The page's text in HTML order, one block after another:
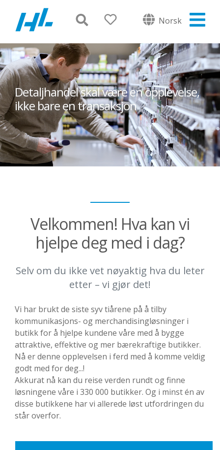
Norsk
Detaljhandel skal være en opplevelse,
ikke bare en transaksjon
Velkommen! Hva kan vi
hjelpe deg med i dag?
Selv om du ikke vet nøyaktig hva du leter
etter – vi gjør det!
Vi har brukt de siste syv tiårene på å tilby
kommunikasjons- og merchandisingløsninger i
butikk for å hjelpe kundene våre med å bygge
attraktive, effektive og mer bærekraftige butikker.
Nå er denne opplevelsen i ferd med å komme veldig
godt med for deg...!
Akkurat nå kan du reise verden rundt og finne
løsningene våre i 330 000 butikker. Og i minst én av
disse butikkene har vi allerede løst utfordringen du
står overfor.